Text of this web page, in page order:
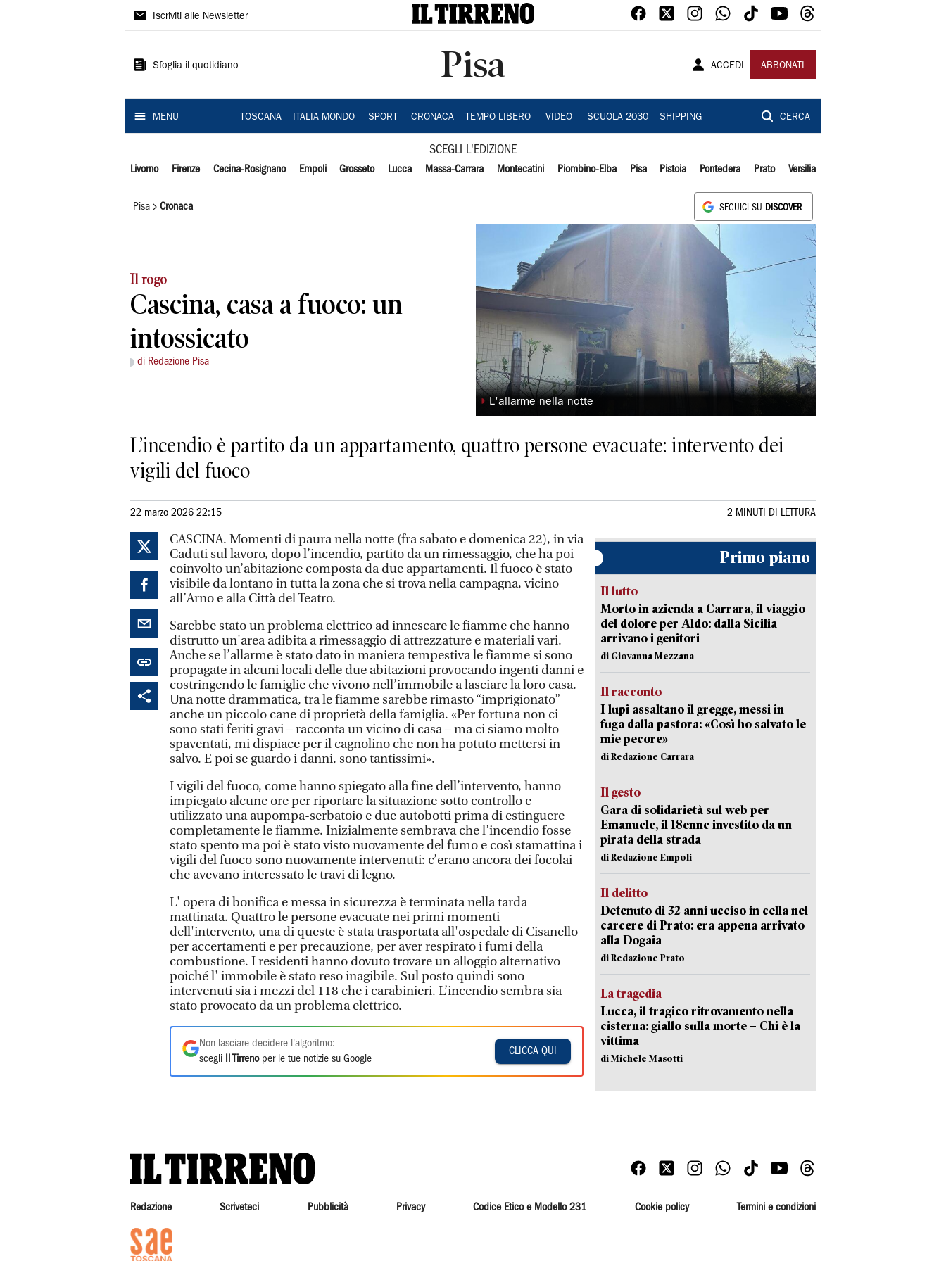
Il
Iscriviti alle Newsletter
Sfoglia il quotidiano Pisa ACCEDI ABBONATI
MENU TOSCANA ITALIA MONDO SPORT CRONACA TEMPO LIBERO VIDEO SCUOLA 2030 SHIPPING CERCA
SCEGLI L'EDIZIONE
Livorno Firenze Cecina-Rosignano Empoli Grosseto Lucca Massa-Carrara Montecatini Piombino-Elba Pisa Pistoia Pontedera Prato Versilia
Pisa Cronaca SEGUICI SU DISCOVER
Il rogo
Cascina, casa a fuoco: un
intossicato
di Redazione Pisa
◗ L'allarme nella notte
L’incendio è partito da un appartamento, quattro persone evacuate: intervento dei
vigili del fuoco
22 marzo 2026 22:15 2 MINUTI DI LETTURA
CASCINA. Momenti di paura nella notte (fra sabato e domenica 22), in via
Caduti sul lavoro, dopo l’incendio, partito da un rimessaggio, che ha poi
coinvolto un’abitazione composta da due appartamenti. Il fuoco è stato
visibile da lontano in tutta la zona che si trova nella campagna, vicino
all’Arno e alla Città del Teatro.
Sarebbe stato un problema elettrico ad innescare le fiamme che hanno
distrutto un'area adibita a rimessaggio di attrezzature e materiali vari.
Anche se l’allarme è stato dato in maniera tempestiva le fiamme si sono
propagate in alcuni locali delle due abitazioni provocando ingenti danni e
costringendo le famiglie che vivono nell’immobile a lasciare la loro casa.
Una notte drammatica, tra le fiamme sarebbe rimasto “imprigionato”
anche un piccolo cane di proprietà della famiglia. «Per fortuna non ci
sono stati feriti gravi – racconta un vicino di casa – ma ci siamo molto
spaventati, mi dispiace per il cagnolino che non ha potuto mettersi in
salvo. E poi se guardo i danni, sono tantissimi».
I vigili del fuoco, come hanno spiegato alla fine dell’intervento, hanno
impiegato alcune ore per riportare la situazione sotto controllo e
utilizzato una aupompa-serbatoio e due autobotti prima di estinguere
completamente le fiamme. Inizialmente sembrava che l’incendio fosse
stato spento ma poi è stato visto nuovamente del fumo e così stamattina i
vigili del fuoco sono nuovamente intervenuti: c’erano ancora dei focolai
che avevano interessato le travi di legno.
L' opera di bonifica e messa in sicurezza è terminata nella tarda
mattinata. Quattro le persone evacuate nei primi momenti
dell'intervento, una di queste è stata trasportata all'ospedale di Cisanello
per accertamenti e per precauzione, per aver respirato i fumi della
combustione. I residenti hanno dovuto trovare un alloggio alternativo
poiché l' immobile è stato reso inagibile. Sul posto quindi sono
intervenuti sia i mezzi del 118 che i carabinieri. L’incendio sembra sia
stato provocato da un problema elettrico.
Non lasciare decidere l'algoritmo:
scegli
Il Tirrenoper le tue notizie su Google
CLICCA QUI
Primo piano
Il lutto
Morto in azienda a Carrara, il viaggio
del dolore per Aldo: dalla Sicilia
arrivano i genitori
di Giovanna Mezzana
Il racconto
I lupi assaltano il gregge, messi in
fuga dalla pastora: «Così ho salvato le
mie pecore»
di Redazione Carrara
Il gesto
Gara di solidarietà sul web per
Emanuele, il 18enne investito da un
pirata della strada
di Redazione Empoli
Il delitto
Detenuto di 32 anni ucciso in cella nel
carcere di Prato: era appena arrivato
alla Dogaia
di Redazione Prato
La tragedia
Lucca, il tragico ritrovamento nella
cisterna: giallo sulla morte – Chi è la
vittima
di Michele Masotti
Redazione Scriveteci Pubblicità Privacy Codice Etico e Modello 231 Cookie policy Termini e condizioni